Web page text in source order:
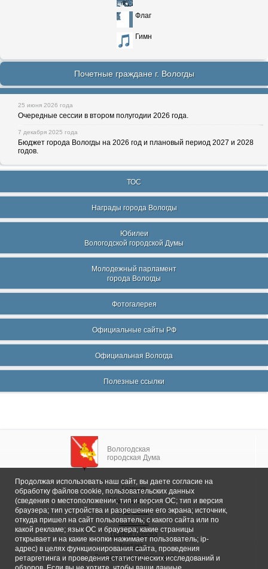
Флаг
Гимн
Почетные граждане г. Вологды
25 июня 2026 года
Очередные сессии в втором полугодии 2026 года.
7 декабря 2025 года
Бюджет города Вологды на 2026 год и плановый период 2027 и 2028
годов.
ТОС
Награды города Вологды
Юбилеи
Вологодской городской Думы
Молодежный парламент
города Вологды
Фотогалерея
Официальные сайты РФ
Официальная Вологда
Полезные ссылки
Вологодская
городская Дума
Главная
Общие сведения
Депутаты
Комитеты
График приема
Контакты
Депутатские объединения
Продолжая использовать наш сайт, вы даете согласие на
обработку файлов cookie, пользовательских данных
(сведения о местоположении; тип и версия ОС; тип и версия
браузера; тип устройства и разрешение его экрана; источник,
откуда пришел на сайт пользователь; с какого сайта или по
какой рекламе; язык ОС и браузера; какие страницы
открывает и на какие кнопки нажимает пользователь; ip-
адрес) в целях функционирования сайта, проведения
ретаргетинга и проведения статистических исследований и